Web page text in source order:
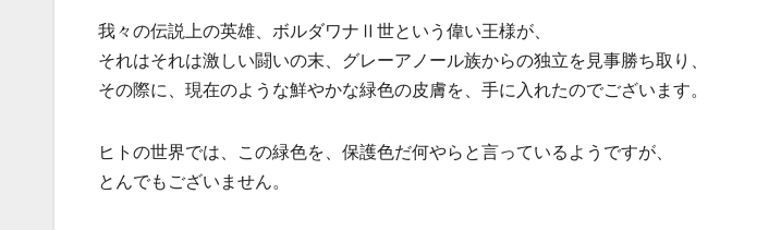
我々の伝説上の英雄、ボルダワナⅡ世という偉い王様が、
それはそれは激しい闘いの末、グレーアノール族からの独立を見事勝ち取り、
その際に、現在のような鮮やかな緑色の皮膚を、手に入れたのでございます。
ヒトの世界では、この緑色を、保護色だ何やらと言っているようですが、
とんでもございません。